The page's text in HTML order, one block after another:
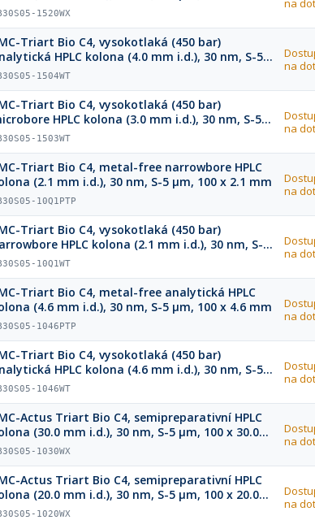
1520WX
Triart Bio C4, vysokotlaká (450 bar)
HPLC kolona (4.0 mm i.d.), 30 nm, S-5
150 x 4.0 mm
1504WT
na
Triart Bio C4, vysokotlaká (450 bar)
HPLC kolona (3.0 mm i.d.), 30 nm, S-5
150 x 3.0 mm
1503WT
na
Triart Bio C4, metal-free narrowbore HPLC
(2.1 mm i.d.), 30 nm, S-5 µm, 100 x 2.1 mm
10Q1PTP
na
Triart Bio C4, vysokotlaká (450 bar)
HPLC kolona (2.1 mm i.d.), 30 nm, S-5
100 x 2.1 mm
10Q1WT
na
Triart Bio C4, metal-free analytická HPLC
(4.6 mm i.d.), 30 nm, S-5 µm, 100 x 4.6 mm
1046PTP
na
Triart Bio C4, vysokotlaká (450 bar)
HPLC kolona (4.6 mm i.d.), 30 nm, S-5
100 x 4.6 mm
1046WT
na
Actus Triart Bio C4, semipreparativní HPLC
(30.0 mm i.d.), 30 nm, S-5 µm, 100 x 30.0
1030WX
na
Actus Triart Bio C4, semipreparativní HPLC
(20.0 mm i.d.), 30 nm, S-5 µm, 100 x 20.0
1020WX
na